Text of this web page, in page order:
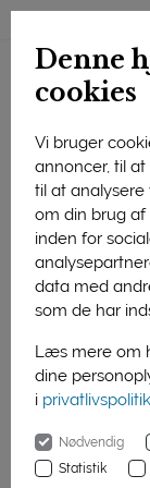
Denne
cookies
Vi bruger
annoncer, til
til at analysere
om din brug
inden for
data med
som de har
Læs mere om
dine
i
Nødvendig
Statistik
01. januar 2016